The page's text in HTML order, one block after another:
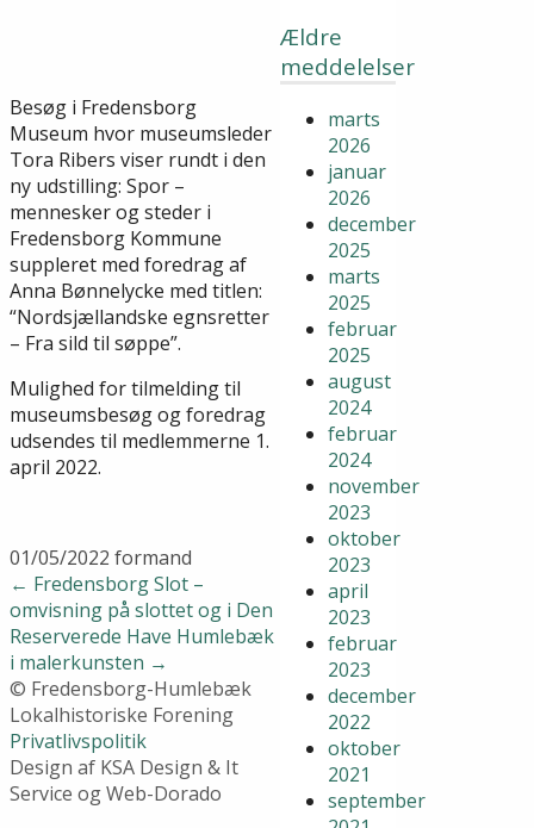
Ældre
meddelelser
marts
2026
januar
2026
december
2025
marts
2025
februar
2025
august
2024
februar
2024
november
2023
oktober
2023
april
2023
februar
2023
december
2022
oktober
2021
september
Besøg i Fredensborg
Museum hvor museumsleder
Tora Ribers viser rundt i den
ny udstilling: Spor –
mennesker og steder i
Fredensborg Kommune
suppleret med foredrag af
Anna Bønnelycke med titlen:
“Nordsjællandske egnsretter
– Fra sild til søppe”.
Mulighed for tilmelding til
museumsbesøg og foredrag
udsendes til medlemmerne 1.
april 2022.
01/05/2022 formand
← Fredensborg Slot –
omvisning på slottet og i Den
Reserverede Have Humlebæk
i malerkunsten →
© Fredensborg-Humlebæk
Lokalhistoriske Forening
Privatlivspolitik
Design af KSA Design & It
Service og Web-Dorado